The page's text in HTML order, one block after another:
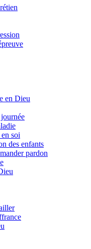
en Dieu
soi
des enfants
pardon